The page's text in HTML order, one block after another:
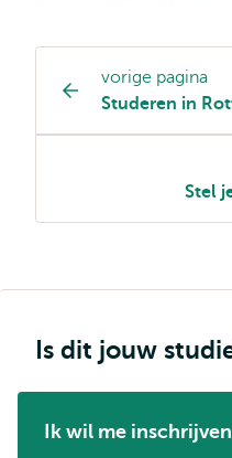
Opleiding
pagina
navigatie
vorige pagina
Studeren in
Stel
Is dit jouw
Ik wil me inschrijven